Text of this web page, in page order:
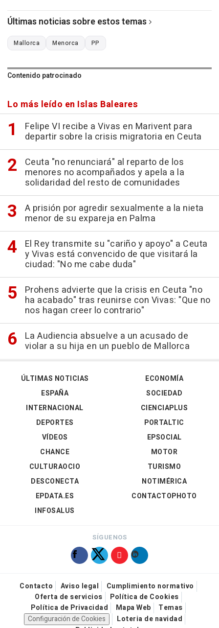
Últimas noticias sobre estos temas
Mallorca Menorca PP
Contenido patrocinado
Lo más leído en Islas Baleares
Felipe VI recibe a Vivas en Marivent para
departir sobre la crisis migratoria en Ceuta
Ceuta "no renunciará" al reparto de los
menores no acompañados y apela a la
solidaridad del resto de comunidades
A prisión por agredir sexualmente a la nieta
menor de su expareja en Palma
El Rey transmite su "cariño y apoyo" a Ceuta
y Vivas está convencido de que visitará la
ciudad: "No me cabe duda"
Prohens advierte que la crisis en Ceuta "no
ha acabado" tras reunirse con Vivas: "Que no
nos hagan creer lo contrario"
La Audiencia absuelve a un acusado de
violar a su hija en un pueblo de Mallorca
ÚLTIMAS NOTICIAS
ESPAÑA
INTERNACIONAL
DEPORTES
VÍDEOS
ECONOMÍA
SOCIEDAD
CIENCIAPLUS
PORTALTIC
EPSOCIAL
CHANCE
CULTURAOCIO
DESCONECTA
EPDATA.ES
INFOSALUS
MOTOR
TURISMO
NOTIMÉRICA
CONTACTOPHOTO
SÍGUENOS
Contacto Aviso legal
Cumplimiento normativo
Oferta de servicios
Política de Cookies
Política de Privacidad
Mapa Web
Temas
Configuración de Cookies
Loteria de navidad